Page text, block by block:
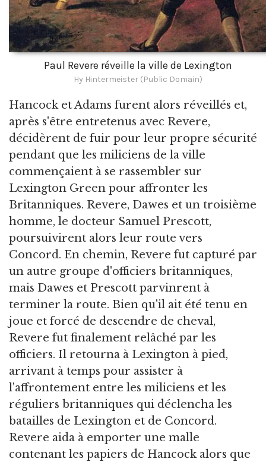
Paul Revere réveille la ville de Lexington
Hy Hintermeister (Public Domain)
Hancock et Adams furent alors réveillés et,
après s'être entretenus avec Revere,
décidèrent de fuir pour leur propre sécurité
pendant que les miliciens de la ville
commençaient à se rassembler sur
Lexington Green pour affronter les
Britanniques. Revere, Dawes et un troisième
homme, le docteur Samuel Prescott,
poursuivirent alors leur route vers
Concord. En chemin, Revere fut capturé par
un autre groupe d'officiers britanniques,
mais Dawes et Prescott parvinrent à
terminer la route. Bien qu'il ait été tenu en
joue et forcé de descendre de cheval,
Revere fut finalement relâché par les
officiers. Il retourna à Lexington à pied,
arrivant à temps pour assister à
l'affrontement entre les miliciens et les
réguliers britanniques qui déclencha les
batailles de Lexington et de Concord.
Revere aida à emporter une malle
contenant les papiers de Hancock alors que